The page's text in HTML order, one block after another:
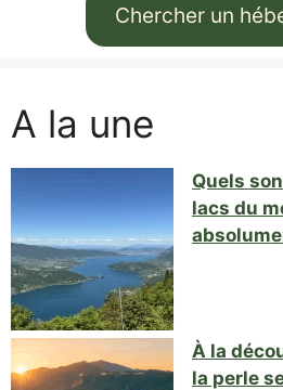
Chercher un
A la une
Quels
lacs du
À la
la perle